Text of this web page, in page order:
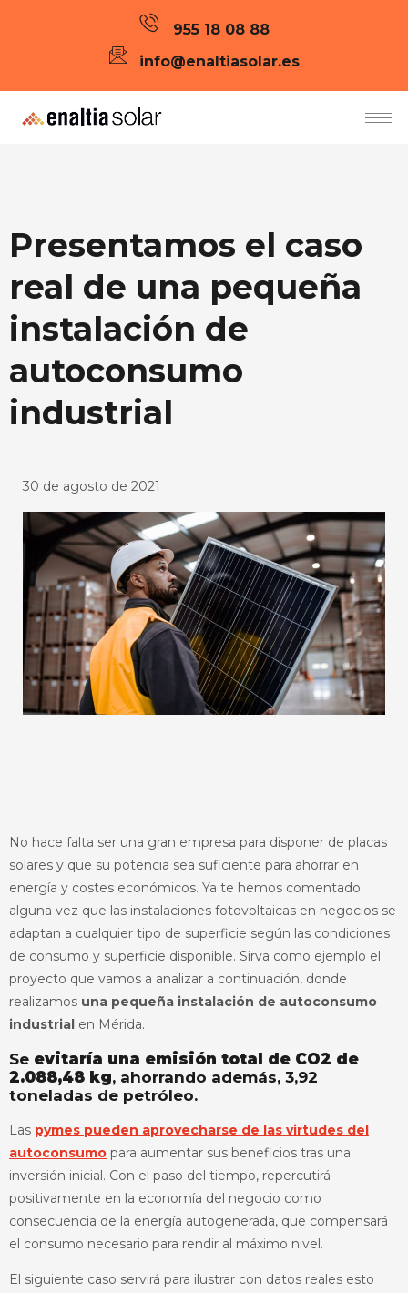
955 18 08 88
info@enaltiasolar.es
Presentamos el caso
real de una pequeña
instalación de
autoconsumo
industrial
30 de agosto de 2021
No hace falta ser una gran empresa para disponer de placas
solares y que su potencia sea suficiente para ahorrar en
energía y costes económicos. Ya te hemos comentado
alguna vez que las instalaciones fotovoltaicas en negocios se
adaptan a cualquier tipo de superficie según las condiciones
de consumo y superficie disponible. Sirva como ejemplo el
proyecto que vamos a analizar a continuación, donde
realizamos una pequeña instalación de autoconsumo
industrial en Mérida.
Se evitaría una emisión total de CO2 de
2.088,48 kg, ahorrando además, 3,92
toneladas de petróleo.
Las pymes pueden aprovecharse de las virtudes del
autoconsumo para aumentar sus beneficios tras una
inversión inicial. Con el paso del tiempo, repercutirá
positivamente en la economía del negocio como
consecuencia de la energía autogenerada, que compensará
el consumo necesario para rendir al máximo nivel.
El siguiente caso servirá para ilustrar con datos reales esto